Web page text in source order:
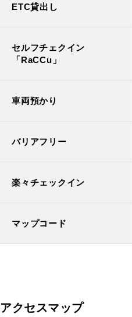
ETC貸出し
セルフチェクイン
「RaCCu」
車両預かり
バリアフリー
楽々チェックイン
マップコード
アクセスマップ